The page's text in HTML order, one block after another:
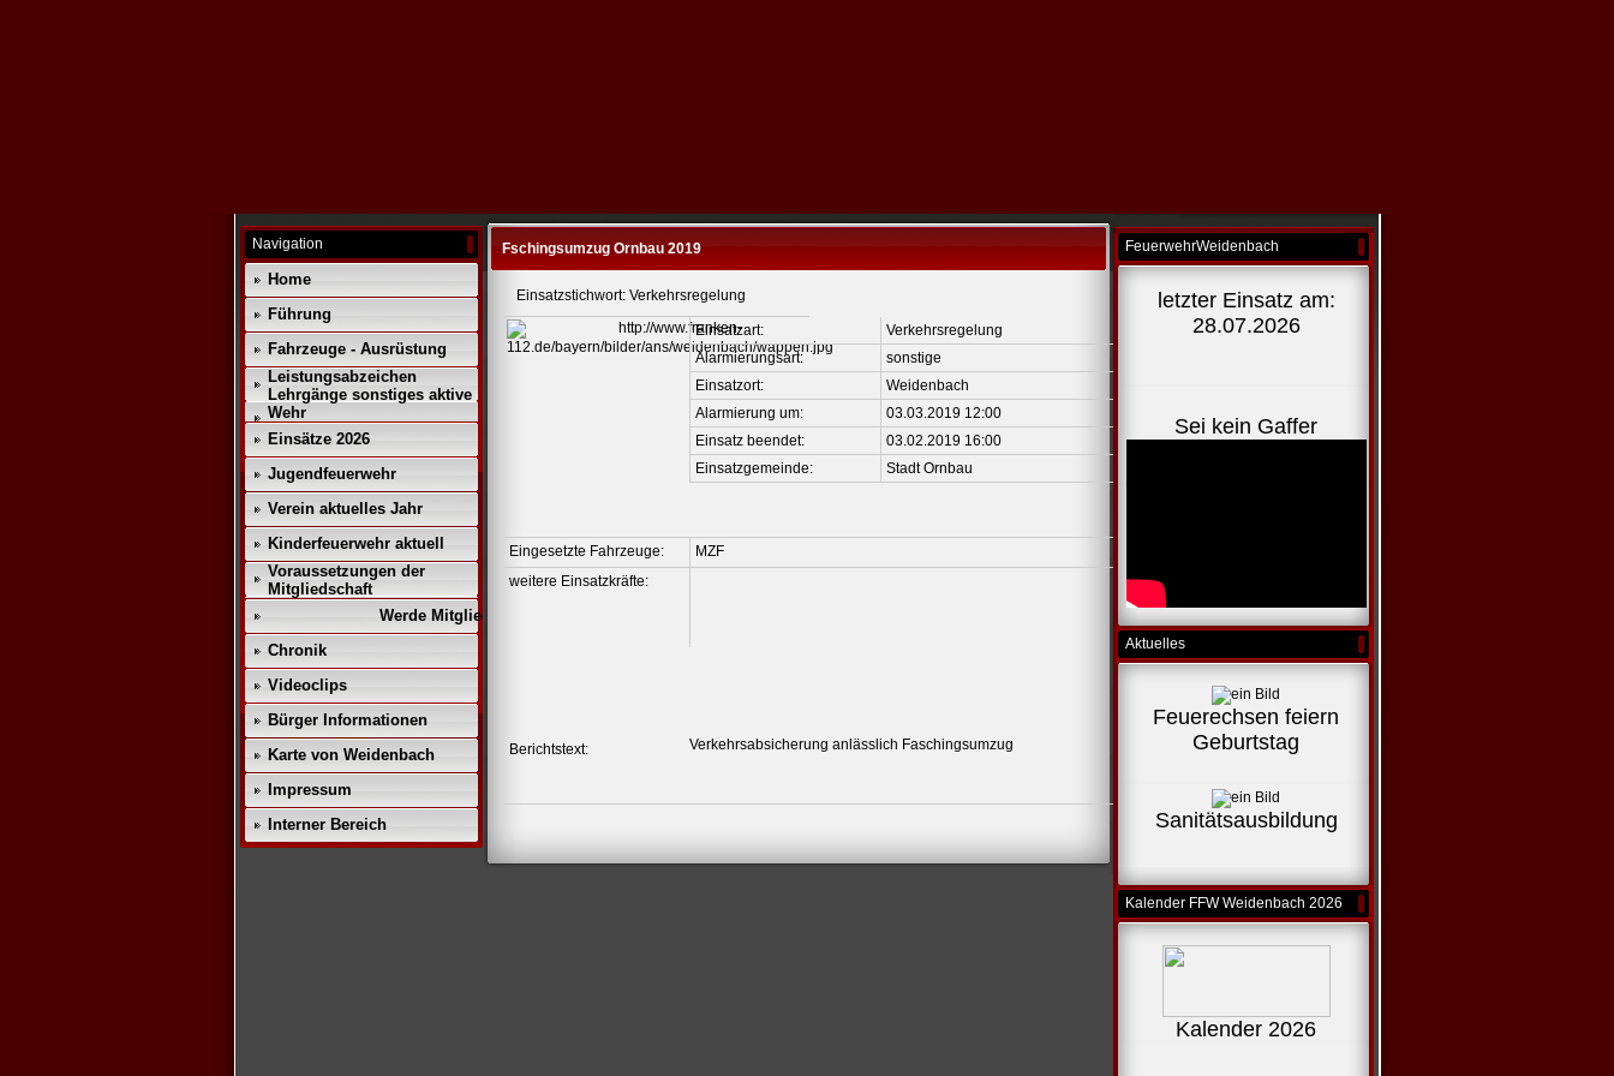
Navigation
Home
Führung
Fahrzeuge - Ausrüstung
Leistungsabzeichen
Lehrgänge sonstiges aktive
Wehr
Einsätze 2026
Jugendfeuerwehr
Verein aktuelles Jahr
Kinderfeuerwehr aktuell
Voraussetzungen der
Mitgliedschaft
Werde Mitglied!!
Chronik
Videoclips
Bürger Informationen
Karte von Weidenbach
Impressum
Interner Bereich
Fschingsumzug Ornbau 2019
Einsatzstichwort: Verkehrsregelung
Verkehrsregelung
Einsatzart:
sonstige
Alarmierungsart:
Weidenbach
Einsatzort:
03.03.2019 12:00
Alarmierung um:
03.02.2019 16:00
Einsatz beendet:
Stadt Ornbau
Einsatzgemeinde:
Eingesetzte Fahrzeuge:
MZF
weitere Einsatzkräfte:
Berichtstext: Verkehrsabsicherung anlässlich Faschingsumzug
FeuerwehrWeidenbach
letzter Einsatz am:
28.07.2026
Sei kein Gaffer
Aktuelles
Feuerechsen feiern
Geburtstag
Sanitätsausbildung
Kalender FFW Weidenbach 2026
Kalender 2026